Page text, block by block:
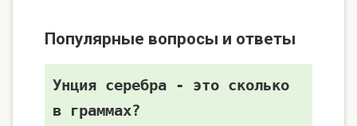
Популярные вопросы и ответы
Унция серебра - это сколько
в граммах?